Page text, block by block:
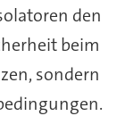
den
beim
sondern